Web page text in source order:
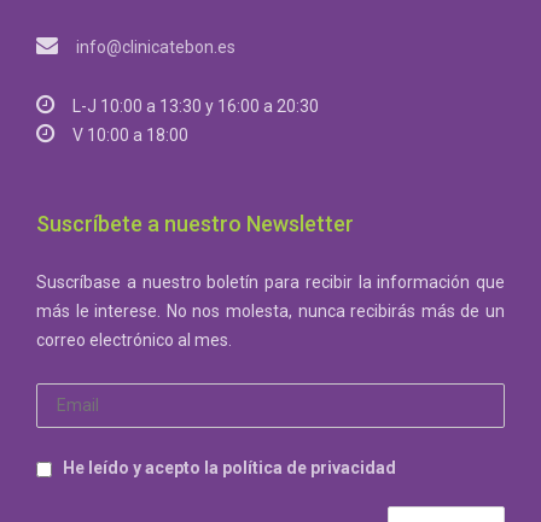
info@clinicatebon.es
L-J 10:00 a 13:30 y 16:00 a 20:30
V 10:00 a 18:00
Suscríbete a nuestro Newsletter
Suscríbase a nuestro boletín para recibir la información que
más le interese. No nos molesta, nunca recibirás más de un
correo electrónico al mes.
He leído y acepto la política de privacidad